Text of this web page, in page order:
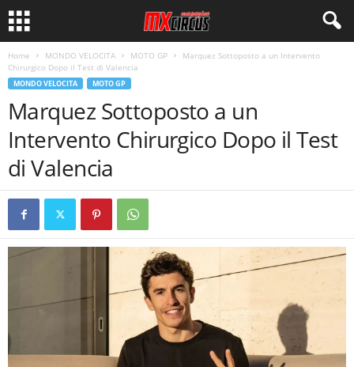
Home MONDO VELOCITA MOTO GP
Marquez Sottoposto a un Intervento
Chirurgico Dopo il Test di Valencia
MONDO VELOCITA MOTO GP
Marquez Sottoposto a un
Intervento Chirurgico Dopo il Test
di Valencia